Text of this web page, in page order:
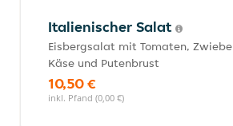
Italienischer Salat
Eisbergsalat mit Tomaten,
Käse und Putenbrust
10,50 €
inkl. Pfand (0,00 €)